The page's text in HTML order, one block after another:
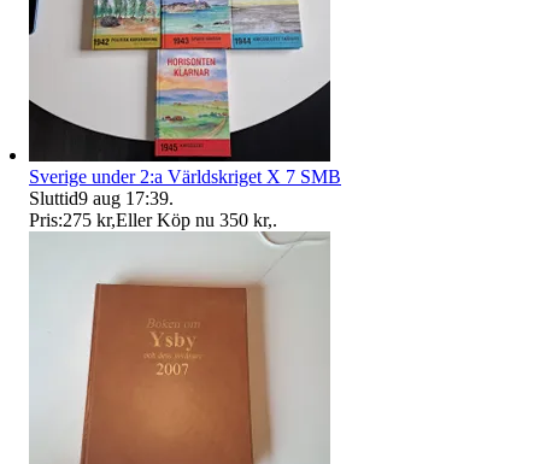
Sverige under 2:a Världskriget X 7 SMB
Sluttid9 aug 17:39.
Pris:275 kr,Eller Köp nu 350 kr,.